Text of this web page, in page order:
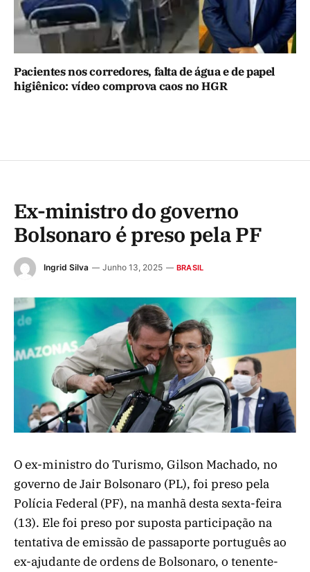
Pacientes nos corredores, falta de água e de papel
higiênico: vídeo comprova caos no HGR
Ex-ministro do governo
Bolsonaro é preso pela PF
Ingrid Silva Junho 13, 2025 BRASIL
O ex-ministro do Turismo, Gilson Machado, no
governo de Jair Bolsonaro (PL), foi preso pela
Polícia Federal (PF), na manhã desta sexta-feira
(13). Ele foi preso por suposta participação na
tentativa de emissão de passaporte português ao
ex-ajudante de ordens de Bolsonaro, o tenente-